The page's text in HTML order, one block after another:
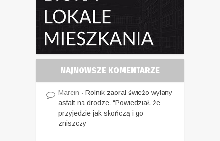
NAJNOWSZE KOMENTARZE
Marcin - Rolnik zaorał świeżo wylany
asfalt na drodze. “Powiedział, że
przyjedzie jak skończą i go
zniszczy”